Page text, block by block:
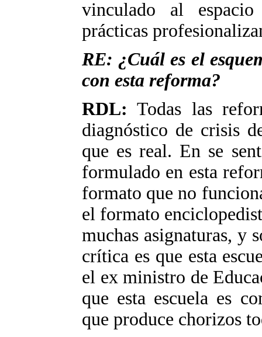
vinculado al
prácticas
RE: ¿Cuál es el
con esta reforma?
RDL: Todas las
diagnóstico de crisis
que es real. En se
formulado en esta
formato que no
el formato
muchas asignaturas, y
crítica es que esta
el ex ministro de
que esta escuela es
que produce chorizos